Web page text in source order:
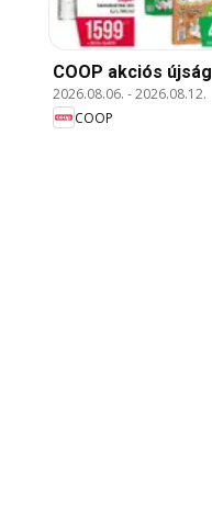
COOP akciós újság
2026.08.06. -2026.08.12.
COOP